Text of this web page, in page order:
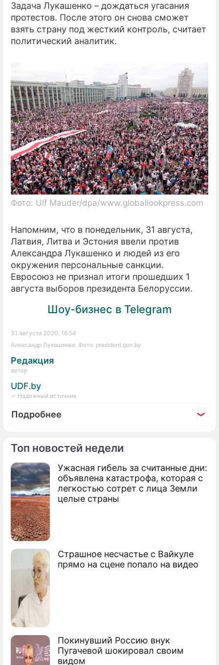
Топ новостей недели
Ужасная гибель за считанные дни:
объявлена катастрофа, которая с
легкостью сотрет с лица Земли
целые страны
Страшное несчастье с Вайкуле
прямо на сцене попало на видео
Покинувший Россию внук
Пугачевой шокировал своим
видом
Задача Лукашенко – дождаться угасания
протестов. После этого он снова сможет
взять страну под жесткий контроль, считает
политический аналитик.
Фото: Ulf Mauder/dpa/www.globallookpress.com
Напомним, что в понедельник, 31 августа,
Латвия, Литва и Эстония ввели против
Александра Лукашенко и людей из его
окружения персональные санкции.
Евросоюз не признал итоги прошедших 1
августа выборов президента Белоруссии.
Шоу-бизнес в Telegram
31 августа 2020, 16:54
Александр Лукашенко. Фото: president.gov.by
Редакция
автор
UDF.by
✓ Надежный источник
Подробнее
Фоторепортаж
Две недели после выборов в Белоруссии:
Лукашенко взял в руки оружие